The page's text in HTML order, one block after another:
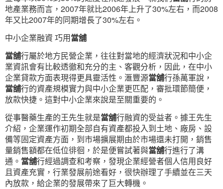
地產業務而言，2007年就比2006年上升了30%左右，而2008
年又比2007年的同期增長了30%左右。
中小企業融資 巧用當舖
當舖行屬於地方民營企業，往往對當地的經濟狀況和中小企
業資訊會有比較透徹和充分的主、客觀分析，因此，在中小
企業貸款方面表現得更具靈活性。滙豐源當舖行孫萬軍說，
當舖行的資產規模實力與中小企業更匹配，審批環節簡便，
放款快捷。這對中小企業來說是至關重要的。
從事醫藥生產的王先生就是當舖行融資的受益者。據王先生
介紹，企業運作初期全部自有資產都投入到土地、廠房、設
備等固定資產方面，到市場擴展期由於市場還未打開，銷售
量銷售額都在低位徘徊，於是便嘗試著與當舖行進行了溝
通。 當舖行經過調查和考察，發現企業經營者個人信用良好
且資產充實，行業發展前途看好，很快辦理了手續並在三天
內放款，給企業的發展帶來了巨大轉機。